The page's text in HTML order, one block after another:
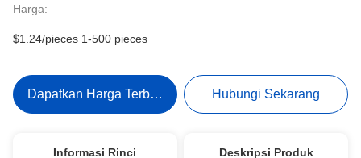
Harga:
$1.24/pieces 1-500 pieces
Dapatkan Harga Terbaik Hubungi Sekarang
Informasi Rinci Deskripsi Produk